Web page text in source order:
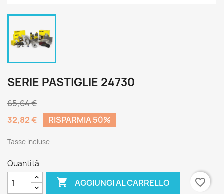
SERIE PASTIGLIE 24730
65,64 €
32,82 €
RISPARMIA 50%
Tasse incluse
Quantità
 AGGIUNGI AL CARRELLO
favorite_border